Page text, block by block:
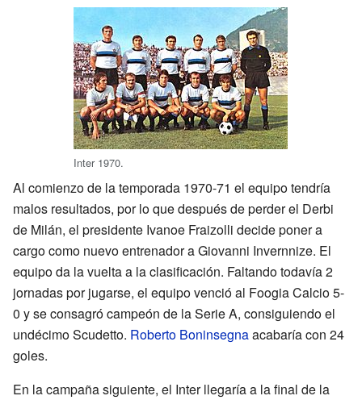
Inter 1970.
Al comienzo de la temporada 1970-71 el equipo tendría
malos resultados, por lo que después de perder el Derbi
de Milán, el presidente Ivanoe Fraizolli decide poner a
cargo como nuevo entrenador a Giovanni Invernnize. El
equipo da la vuelta a la clasificación. Faltando todavía 2
jornadas por jugarse, el equipo venció al Foogia Calcio 5-
0 y se consagró campeón de la Serie A, consiguiendo el
undécimo Scudetto. Roberto Boninsegnaacabaría con 24
goles.
En la campaña siguiente, el Inter llegaría a la final de la